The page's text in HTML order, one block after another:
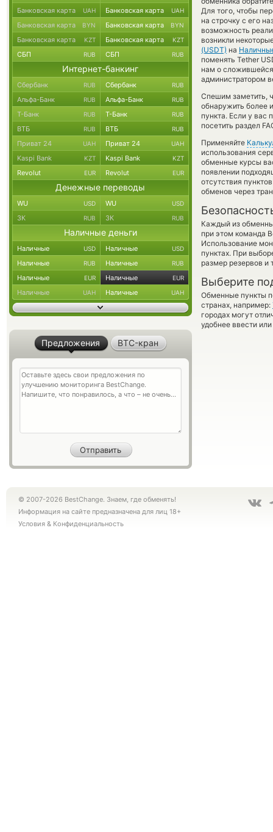
Для того, чтобы
на строчку с его
возможность
возникли
(USDT) на
поменять Tether
нам о
администратором
Спешим заметить,
обнаружить более
пункта. Если у вас
посетить раздел
Применяйте
использования
обменные курсы
появлении
отсутствия
обменов через
Каждый из
при этом команда
Использование
пунктах. При
размер резервов и
Выберите
Обменные пункты
странах, например:
городах могут
удобнее ввести
Банковская карта UAH Банковская карта UAH
Банковская карта BYN Банковская карта BYN
Банковская карта KZT Банковская карта KZT
СБП RUB СБП RUB
Интернет-банкинг
Сбербанк RUB Сбербанк RUB
Альфа-Банк RUB Альфа-Банк RUB
Т-Банк RUB Т-Банк RUB
ВТБ RUB ВТБ RUB
Приват 24 UAH Приват 24 UAH
Kaspi Bank KZT Kaspi Bank KZT
Revolut EUR Revolut EUR
Денежные переводы
WU USD WU USD
ЗК RUB ЗК RUB
Наличные деньги
Наличные USD Наличные USD
Наличные RUB Наличные RUB
Наличные EUR Наличные EUR
Наличные UAH Наличные UAH
Предложения BTC-кран
© 2007-2026 BestChange. Знаем, где обменять!
Информация на сайте предназначена для лиц 18+
Условия & Конфиденциальность